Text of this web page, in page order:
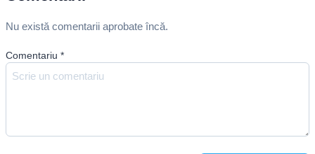
Nu există comentarii aprobate încă.
Comentariu *